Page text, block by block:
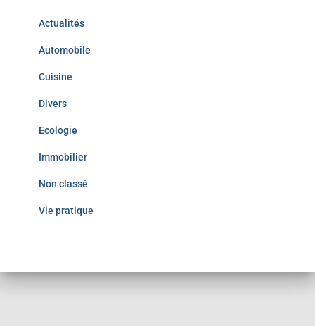
Actualités
Automobile
Cuisine
Divers
Ecologie
Immobilier
Non classé
Vie pratique